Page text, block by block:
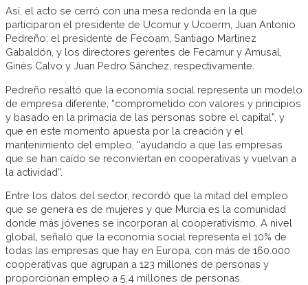
Así, el acto se cerró con una mesa redonda en la que
participaron el presidente de Ucomur y Ucoerm, Juan Antonio
Pedreño; el presidente de Fecoam, Santiago Martínez
Gabaldón, y los directores gerentes de Fecamur y Amusal,
Ginés Calvo y Juan Pedro Sánchez, respectivamente.
Pedreño resaltó que la economía social representa un modelo
de empresa diferente, “comprometido con valores y principios
y basado en la primacía de las personas sobre el capital”, y
que en este momento apuesta por la creación y el
mantenimiento del empleo, “ayudando a que las empresas
que se han caído se reconviertan en cooperativas y vuelvan a
la actividad”.
Entre los datos del sector, recordó que la mitad del empleo
que se genera es de mujeres y que Murcia es la comunidad
donde más jóvenes se incorporan al cooperativismo. A nivel
global, señaló que la economía social representa el 10% de
todas las empresas que hay en Europa, con más de 160.000
cooperativas que agrupan a 123 millones de personas y
proporcionan empleo a 5,4 millones de personas.